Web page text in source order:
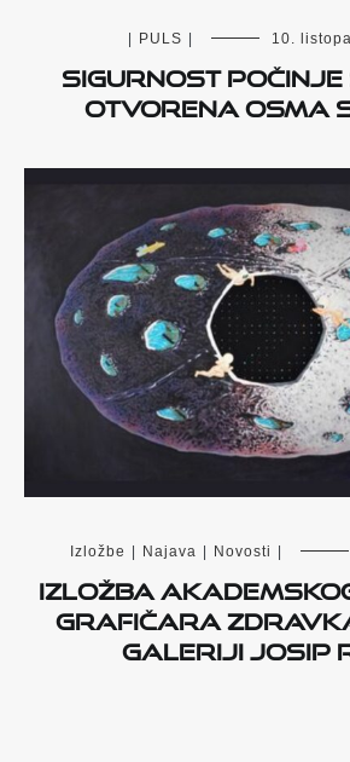
PULS 10.
Sigurnost počinje
otvorena osma
Izložbe Najava Novosti
Izložba
grafičara
Galeriji Josip